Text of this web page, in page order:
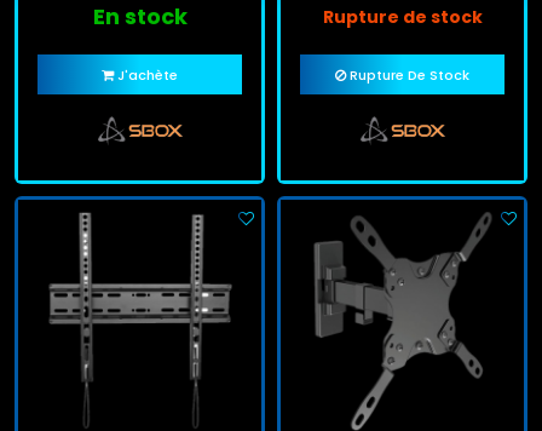
En stock
J'achète
Rupture de stock
Rupture De Stock